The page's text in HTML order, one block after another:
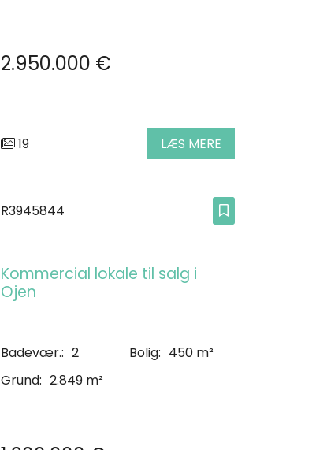
2.950.000 €
19 LÆS MERE
R3945844
Kommercial lokale til salg i
Ojen
Badevær.: 2 Bolig: 450 m²
Grund: 2.849 m²